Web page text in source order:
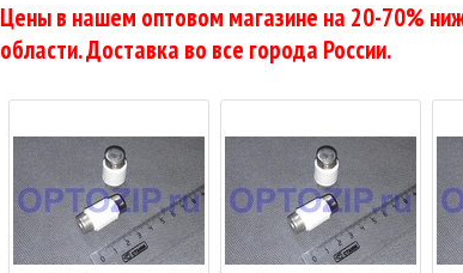
Цены в нашем оптовом магазине на 20-70%
области. Доставка во все города России.